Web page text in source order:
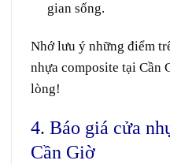
gian sống.
Nhớ lưu ý những điểm
nhựa composite tại Cần
lòng!
4. Báo giá cửa
Cần Giờ